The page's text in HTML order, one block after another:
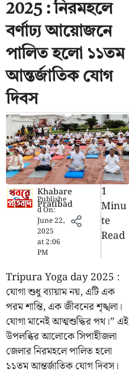
2025 : নিরমহলে
বর্ণাঢ্য আয়োজনে
পালিত হলো ১১তম
আন্তর্জাতিক যোগ
দিবস
Khabare
Pratibad
Publishe
d On:
June 22,
2025
at2:06
PM
1
Minu
Te
Read
Tripura Yoga day 2025 :
যোগা শুধু ব্যায়াম নয়, এটি এক
পরম শান্তি, এক জীবনের শৃঙ্খলা।
যোগা মানেই আত্মশুদ্ধির পথ।” এই
উপলব্ধির আলোকে সিপাহীজলা
জেলার নিরমহলে পালিত হলো
১১তম আন্তর্জাতিক যোগ দিবস।